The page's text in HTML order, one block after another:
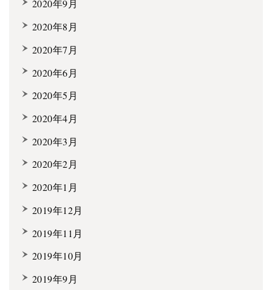
2020年9月
2020年8月
2020年7月
2020年6月
2020年5月
2020年4月
2020年3月
2020年2月
2020年1月
2019年12月
2019年11月
2019年10月
2019年9月